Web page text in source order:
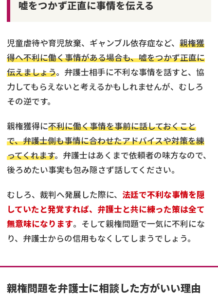
嘘をつかず正直に事情を伝える
児童虐待や育児放棄、ギャンブル依存症など、 親権獲
得へ不利に働く事情がある場合も、嘘をつかず正直に
伝えましょう。弁護士相手に不利な事情を話すと、協
力してもらえないと考えるかもしれませんが、むしろ
その逆です。
親権獲得に不利に働く事情を事前に話しておくこと
で、弁護士側も事情に合わせたアドバイスや対策を練
ってくれます。弁護士はあくまで依頼者の味方なので、
後ろめたい事実も包み隠さず話してください。
むしろ、裁判へ発展した際に、 法廷で不利な事情を隠
していたと発覚すれば、弁護士と共に練った策は全て
無意味になります。そして親権問題で一気に不利にな
り、弁護士からの信用もなくしてしまうでしょう。
親権問題を弁護士に相談した方がいい理由